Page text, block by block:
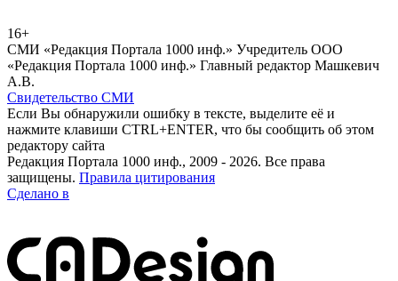
16+
СМИ «Редакция Портала 1000 инф.» Учредитель ООО
«Редакция Портала 1000 инф.» Главный редактор Машкевич
А.В.
Свидетельство СМИ
Если Вы обнаружили ошибку в тексте, выделите её и
нажмите клавиши CTRL+ENTER, что бы сообщить об этом
редактору сайта
Редакция Портала 1000 инф., 2009 - 2026. Все права
защищены. Правила цитирования
Сделано в